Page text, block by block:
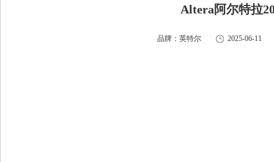
Altera阿尔特拉
品牌：英特尔 2025-06-11